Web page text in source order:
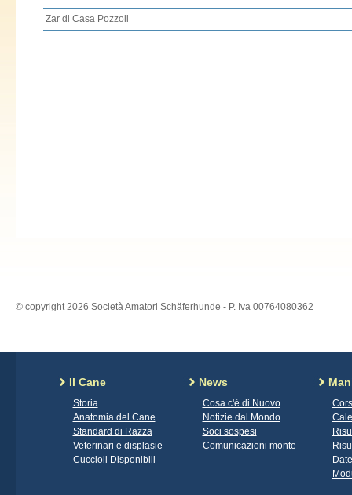
Zar di Casa Pozzoli
© copyright 2026 Società Amatori Schäferhunde - P. Iva 00764080362
Il Cane
Storia
Anatomia del Cane
Standard di Razza
Veterinari e displasie
Cuccioli Disponibili
News
Cosa c'è di Nuovo
Notizie dal Mondo
Soci sospesi
Comunicazioni monte